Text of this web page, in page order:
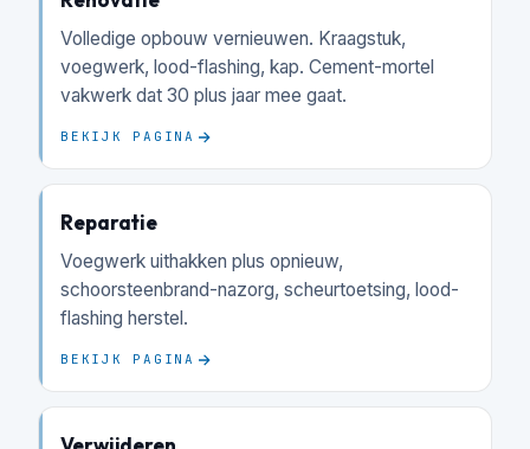
Volledige opbouw vernieuwen. Kraagstuk,
voegwerk, lood-flashing, kap. Cement-mortel
vakwerk dat 30 plus jaar mee gaat.
BEKIJK PAGINA
Reparatie
Voegwerk uithakken plus opnieuw,
schoorsteenbrand-nazorg, scheurtoetsing, lood-
flashing herstel.
BEKIJK PAGINA